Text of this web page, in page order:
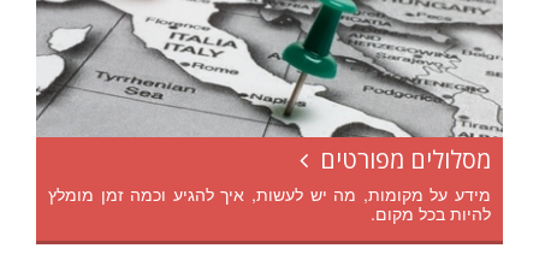
מסלולים מפורטים
מידע על מקומות, מה יש לעשות, איך להגיע וכמה זמן מומלץ
להיות בכל מקום.